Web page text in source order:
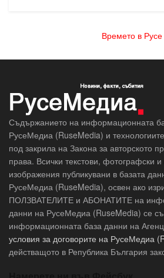
Времето в Русе
Съдържанието на информационната
РусеМедиа (RuseMedia) и
под закрила на Закона за авторското
права. Всички текстови, фотографски
изображения публикувани в базата
РусеМедиа (RuseMedia), освен ако
ПОЛЗВАТЕЛИТЕ и АБОНАТИТЕ на
данни на РусеМедиа (RuseMedia) се
информационната база данни на
условия за договорите на РусеМедиа
действащото в Република България